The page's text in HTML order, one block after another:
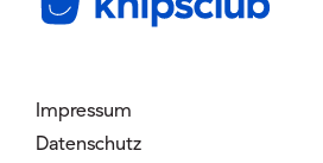
Login
Impressum
Datenschutz